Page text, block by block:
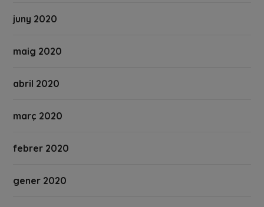
juny 2020
maig 2020
abril 2020
març 2020
febrer 2020
gener 2020